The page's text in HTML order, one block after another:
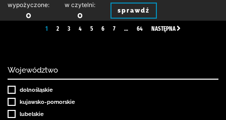
wypożyczone:
0
w czytelni:
0 sprawdź
1 2 3 4 5 6 7 … 64 NASTĘPNA
Województwo
dolnośląskie
kujawsko-pomorskie
lubelskie